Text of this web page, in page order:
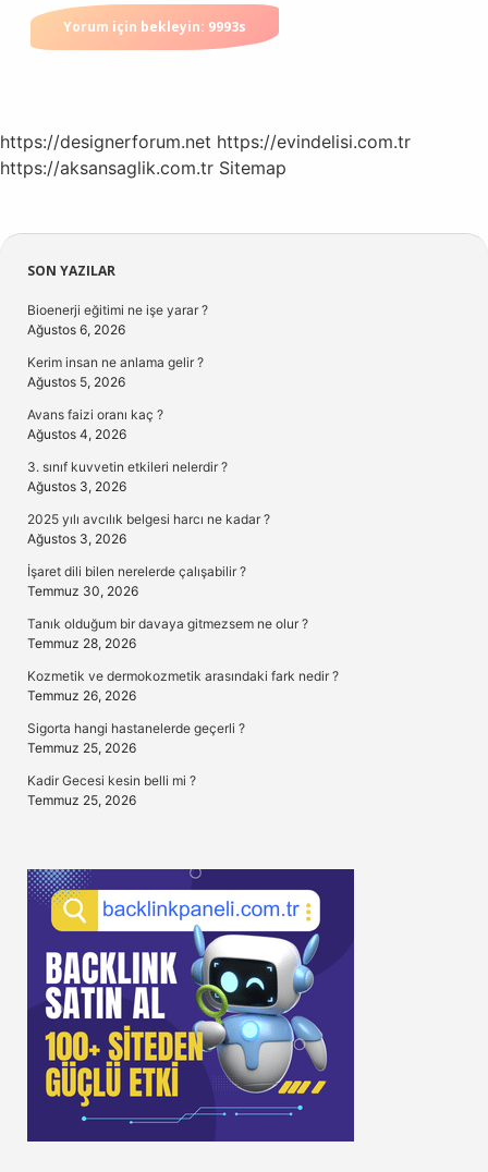
https://designerforum.net https://evindelisi.com.tr
https://aksansaglik.com.tr Sitemap
Sidebar
SON YAZILAR
Bioenerji eğitimi ne işe yarar ?
Ağustos 6, 2026
Kerim insan ne anlama gelir ?
Ağustos 5, 2026
Avans faizi oranı kaç ?
Ağustos 4, 2026
3. sınıf kuvvetin etkileri nelerdir ?
Ağustos 3, 2026
2025 yılı avcılık belgesi harcı ne kadar ?
Ağustos 3, 2026
İşaret dili bilen nerelerde çalışabilir ?
Temmuz 30, 2026
Tanık olduğum bir davaya gitmezsem ne olur ?
Temmuz 28, 2026
Kozmetik ve dermokozmetik arasındaki fark nedir ?
Temmuz 26, 2026
Sigorta hangi hastanelerde geçerli ?
Temmuz 25, 2026
Kadir Gecesi kesin belli mi ?
Temmuz 25, 2026